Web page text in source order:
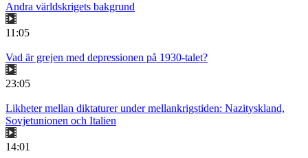
Andra världskrigets bakgrund
11:05
Vad är grejen med depressionen på 1930-talet?
23:05
Likheter mellan diktaturer under mellankrigstiden: Nazityskland,
Sovjetunionen och Italien
14:01